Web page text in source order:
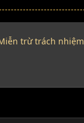
trừ trách nhiệm